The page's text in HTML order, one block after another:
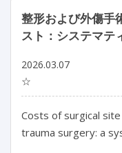
整形および外傷手
スト：システマテ
2026.03.07
☆
Costs of surgical
trauma surgery: a